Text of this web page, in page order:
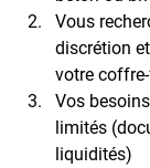
Vous
discrétion
votre
Vos
limités
liquidités)